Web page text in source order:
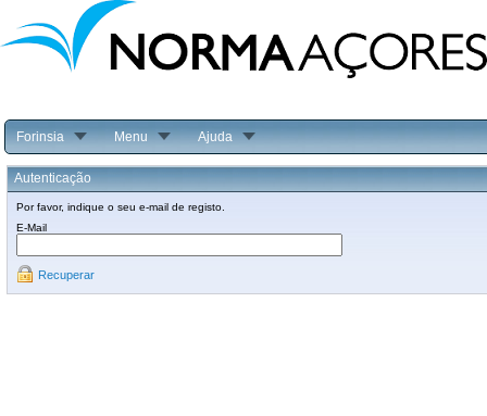
Forinsia Menu Ajuda
Autenticação
Por favor, indique o seu e-mail de registo.
E-Mail
Recuperar